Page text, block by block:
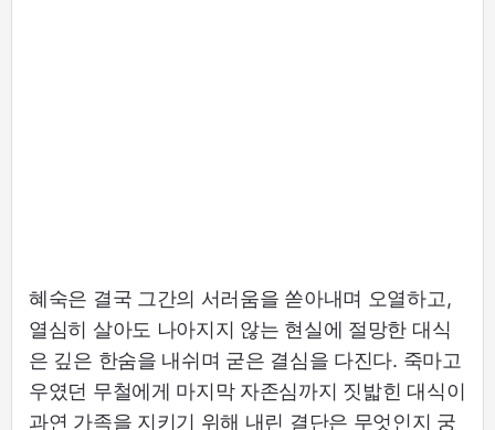
혜숙은 결국 그간의 서러움을 쏟아내며 오열하고,
열심히 살아도 나아지지 않는 현실에 절망한 대식
은 깊은 한숨을 내쉬며 굳은 결심을 다진다. 죽마고
우였던 무철에게 마지막 자존심까지 짓밟힌 대식이
과연 가족을 지키기 위해 내린 결단은 무엇인지 궁